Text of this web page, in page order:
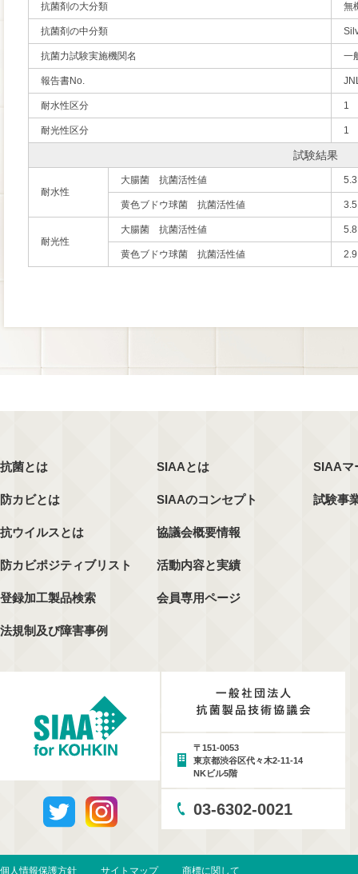
抗菌剤の大分類 無
抗菌剤の中分類
抗菌力試験実施機関名 一
報告書No.
耐水性区分 1
耐光性区分 1
試験結果
耐水性
大腸菌 抗菌活性値 5.3
黄色ブドウ球菌 抗菌活性値 3.5
耐光性
大腸菌 抗菌活性値 5.8
黄色ブドウ球菌 抗菌活性値 2.9
抗菌とは
防カビとは
抗ウイルスとは
防カビポジティブリスト
登録加工製品検索
法規制及び障害事例
SIAAとは
SIAAのコンセプト
協議会概要情報
活動内容と実績
会員専用ページ
SIAAマ
試験事
〒151-0053
東京都渋谷区代々木2-11-14
NKビル5階
03-6302-0021
個人情報保護方針 サイトマップ 商標に関して